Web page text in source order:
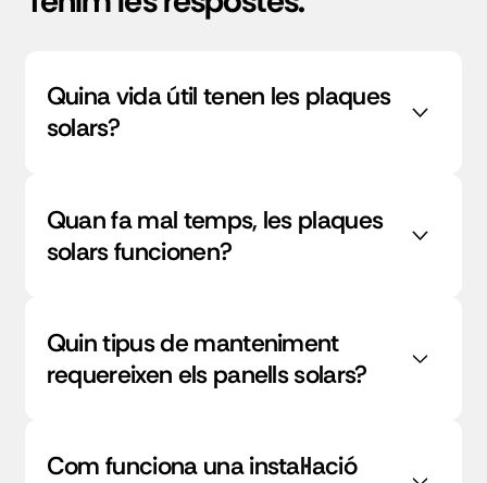
Quina vida útil tenen les plaques
solars?
Quan fa mal temps, les plaques
solars funcionen?
Quin tipus de manteniment
requereixen els panells solars?
Com funciona una instal·lació